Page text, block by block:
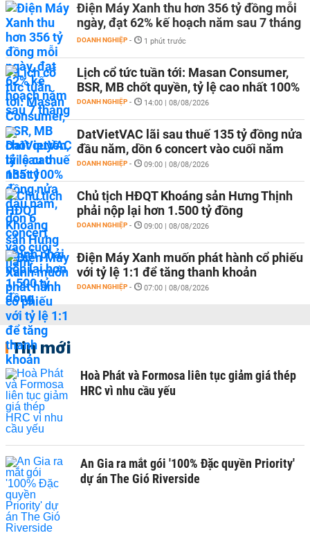
Điện Máy Xanh thu hơn 356 tỷ đồng mỗi
ngày, đạt 62% kế hoạch năm sau 7 tháng
DOANH NGHIỆP - 1 phút trước
Lịch cổ tức tuần tới: Masan Consumer,
BSR, MB chốt quyền, tỷ lệ cao nhất 100%
DOANH NGHIỆP - 14:00 | 08/08/2026
DatVietVAC lãi sau thuế 135 tỷ đồng nửa
đầu năm, dồn 6 concert vào cuối năm
DOANH NGHIỆP - 09:00 | 08/08/2026
Chủ tịch HĐQT Khoáng sản Hưng Thịnh
phải nộp lại hơn 1.500 tỷ đồng
DOANH NGHIỆP - 09:00 | 08/08/2026
Điện Máy Xanh muốn phát hành cổ phiếu
với tỷ lệ 1:1 để tăng thanh khoản
DOANH NGHIỆP - 07:00 | 08/08/2026
Tin mới
Hoà Phát và Formosa liên tục giảm giá thép
HRC vì nhu cầu yếu
An Gia ra mắt gói '100% Đặc quyền Priority'
dự án The Gió Riverside